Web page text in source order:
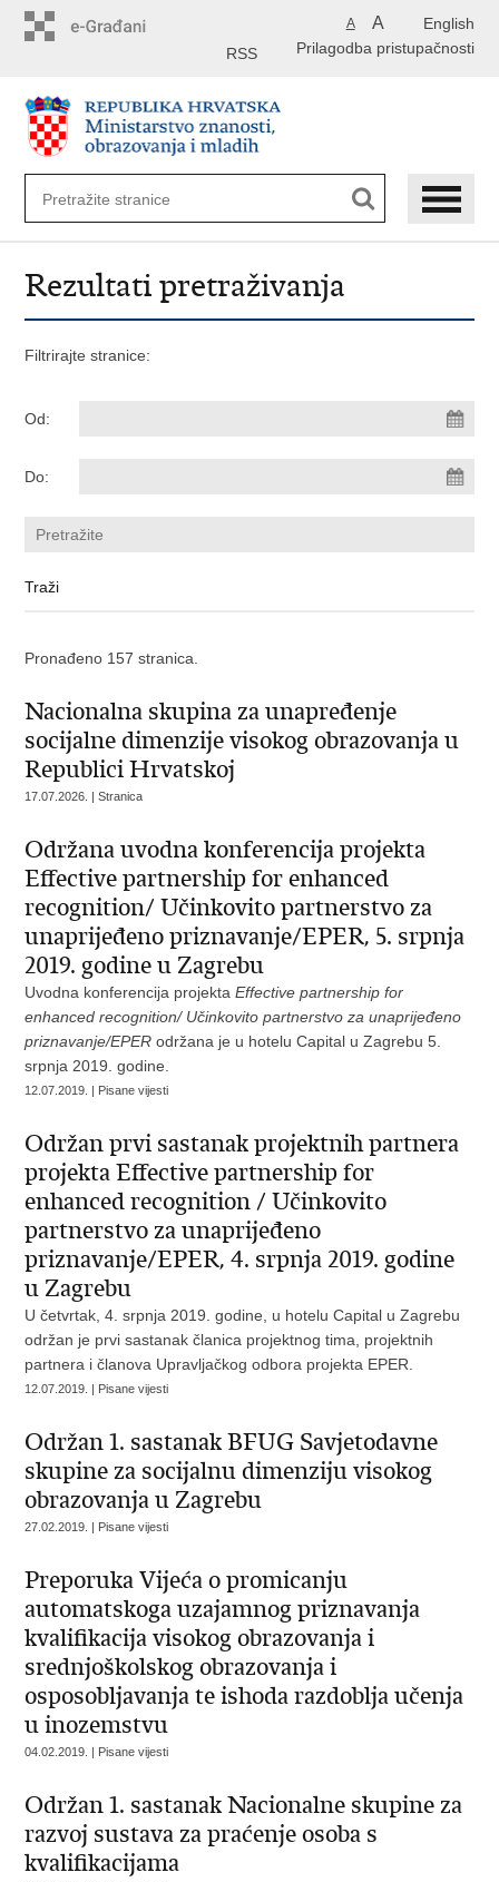
English
A A
Prilagodba pristupačnosti
RSS
Rezultati pretraživanja
Filtrirajte stranice:
Od:
Do:
Pronađeno 157 stranica.
Nacionalna skupina za unapređenje
socijalne dimenzije visokog obrazovanja u
Republici Hrvatskoj
17.07.2026. | Stranica
Održana uvodna konferencija projekta
Effective partnership for enhanced
recognition/ Učinkovito partnerstvo za
unaprijeđeno priznavanje/EPER, 5. srpnja
2019. godine u Zagrebu
Uvodna konferencija projektaEffective partnership for
enhanced recognition/ Učinkovito partnerstvo za unaprijeđeno
priznavanje/EPER održana je u hotelu Capital u Zagrebu 5.
srpnja 2019. godine.
12.07.2019. | Pisane vijesti
Održan prvi sastanak projektnih partnera
projekta Effective partnership for
enhanced recognition / Učinkovito
partnerstvo za unaprijeđeno
priznavanje/EPER, 4. srpnja 2019. godine
u Zagrebu
U četvrtak, 4. srpnja 2019. godine, u hotelu Capital u Zagrebu
održan je prvi sastanak članica projektnog tima, projektnih
partnera i članova Upravljačkog odbora projekta EPER.
12.07.2019. | Pisane vijesti
Održan 1. sastanak BFUG Savjetodavne
skupine za socijalnu dimenziju visokog
obrazovanja u Zagrebu
27.02.2019. | Pisane vijesti
Preporuka Vijeća o promicanju
automatskoga uzajamnog priznavanja
kvalifikacija visokog obrazovanja i
srednjoškolskog obrazovanja i
osposobljavanja te ishoda razdoblja učenja
u inozemstvu
04.02.2019. | Pisane vijesti
Održan 1. sastanak Nacionalne skupine za
razvoj sustava za praćenje osoba s
kvalifikacijama